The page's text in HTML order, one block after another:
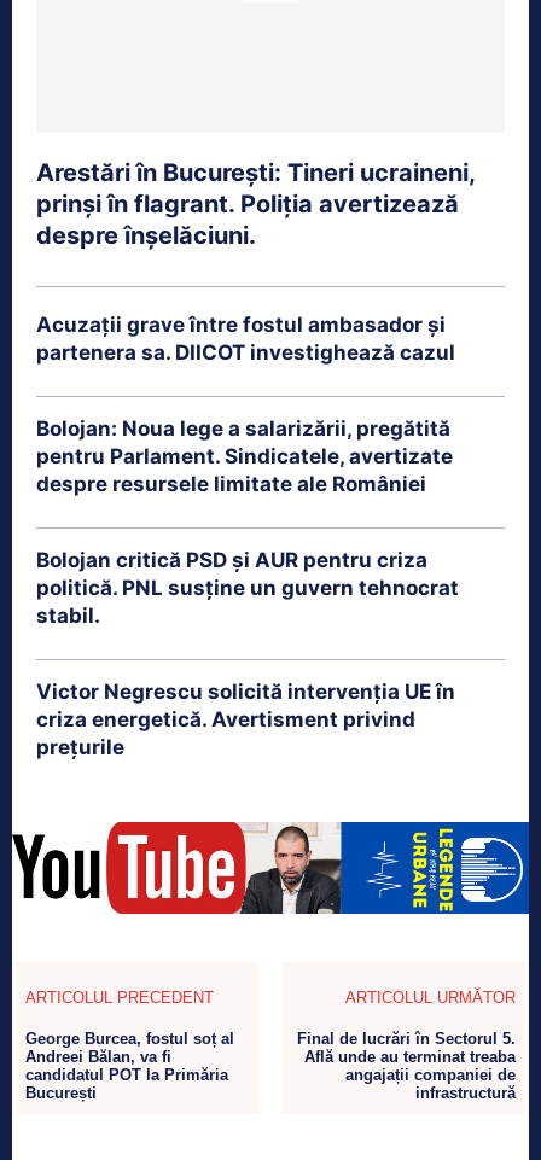
Arestări în București: Tineri ucraineni,
prinși în flagrant. Poliția avertizează
despre înșelăciuni.
Acuzații grave între fostul ambasador și
partenera sa. DIICOT investighează cazul
Bolojan: Noua lege a salarizării, pregătită
pentru Parlament. Sindicatele, avertizate
despre resursele limitate ale României
Bolojan critică PSD și AUR pentru criza
politică. PNL susține un guvern tehnocrat
stabil.
Victor Negrescu solicită intervenția UE în
criza energetică. Avertisment privind
prețurile
ARTICOLUL PRECEDENT
George Burcea, fostul soț al
Andreei Bălan, va fi
candidatul POT la Primăria
București
ARTICOLUL URMĂTOR
Final de lucrări în Sectorul 5.
Află unde au terminat treaba
angajații companiei de
infrastructură